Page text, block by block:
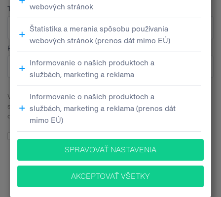
Telefón
Pobočka
V súvislosti s odoslaním tohto kontaktného formulára budeme
spracúvať Vaše osobné údaje. Všetky bližšie informácie nájdete v
dokumente
Informačné memorandum ochrany osobných údajov
poskytovania informácií o produktoch, službách a inováciách za
rokov.